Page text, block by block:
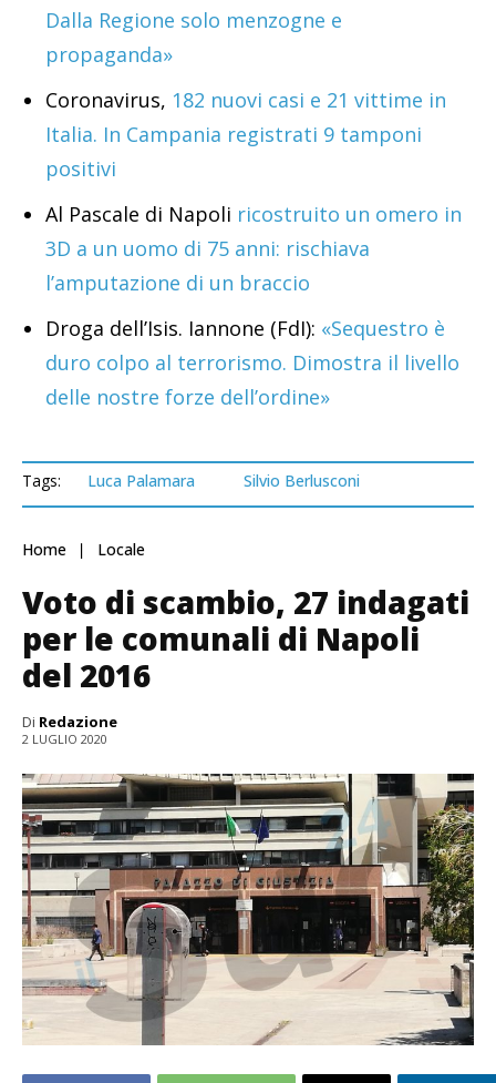
Dalla Regione solo menzogne e
propaganda»
Coronavirus, 182 nuovi casi e 21 vittime in
Italia. In Campania registrati 9 tamponi
positivi
Al Pascale di Napoli ricostruito un omero in
3D a un uomo di 75 anni: rischiava
l’amputazione di un braccio
Droga dell’Isis. Iannone (FdI): «Sequestro è
duro colpo al terrorismo. Dimostra il livello
delle nostre forze dell’ordine»
Tags: Luca Palamara Silvio Berlusconi
Home Locale
Voto di scambio, 27 indagati
per le comunali di Napoli
del 2016
Di Redazione
2 LUGLIO 2020